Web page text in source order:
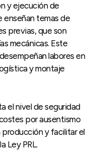
y ejecución de
enseñan temas de
previas, que son
mecánicas. Este
labores en
y montaje
el nivel de seguridad
por ausentismo
producción y facilitar el
Ley PRL.